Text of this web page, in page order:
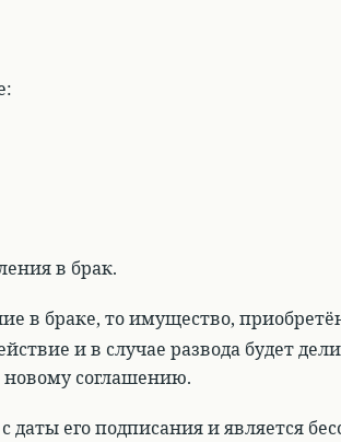
в брак.
в браке, то имущество,
и в случае развода будет
соглашению.
даты его подписания и является